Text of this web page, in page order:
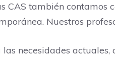
CAS también contamos
Nuestros
necesidades